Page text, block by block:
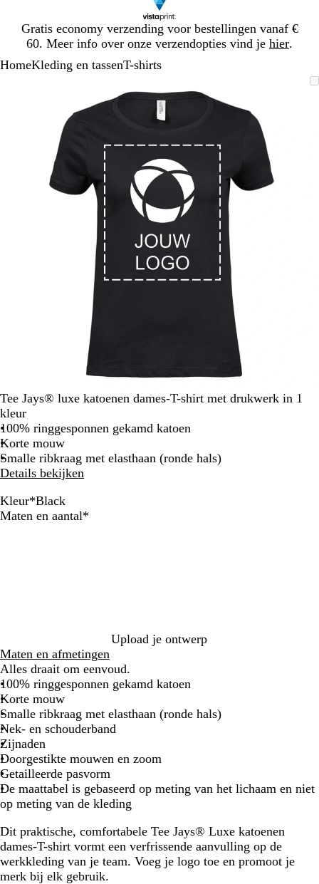
Gratis economy verzending voor bestellingen vanaf €
60. Meer info over onze verzendopties vind je hier.
1
HomeKleding en tassenT-shirts
afbeelding
tot
minimum
om
uit
te
plus-
en
mintoetsen
zoomen
pijltjestoetsen
om
zwenken
Tee Jays® luxe katoenen dames-T-shirt met drukwerk in 1
kleur
100% ringgesponnen gekamd katoen
Korte mouw
Smalle ribkraag met elasthaan (ronde hals)
Details bekijken
Kleur*Black
B
N
W
D
Maten en aantal*
Upload je ontwerp
Maten en afmetingen
Alles draait om eenvoud.
100% ringgesponnen gekamd katoen
Korte mouw
Smalle ribkraag met elasthaan (ronde hals)
Nek- en schouderband
Zijnaden
Doorgestikte mouwen en zoom
Getailleerde pasvorm
De maattabel is gebaseerd op meting van het lichaam en niet
op meting van de kleding
Dit praktische, comfortabele Tee Jays® Luxe katoenen
dames-T-shirt vormt een verfrissende aanvulling op de
werkkleding van je team. Voeg je logo toe en promoot je
merk bij elk gebruik.